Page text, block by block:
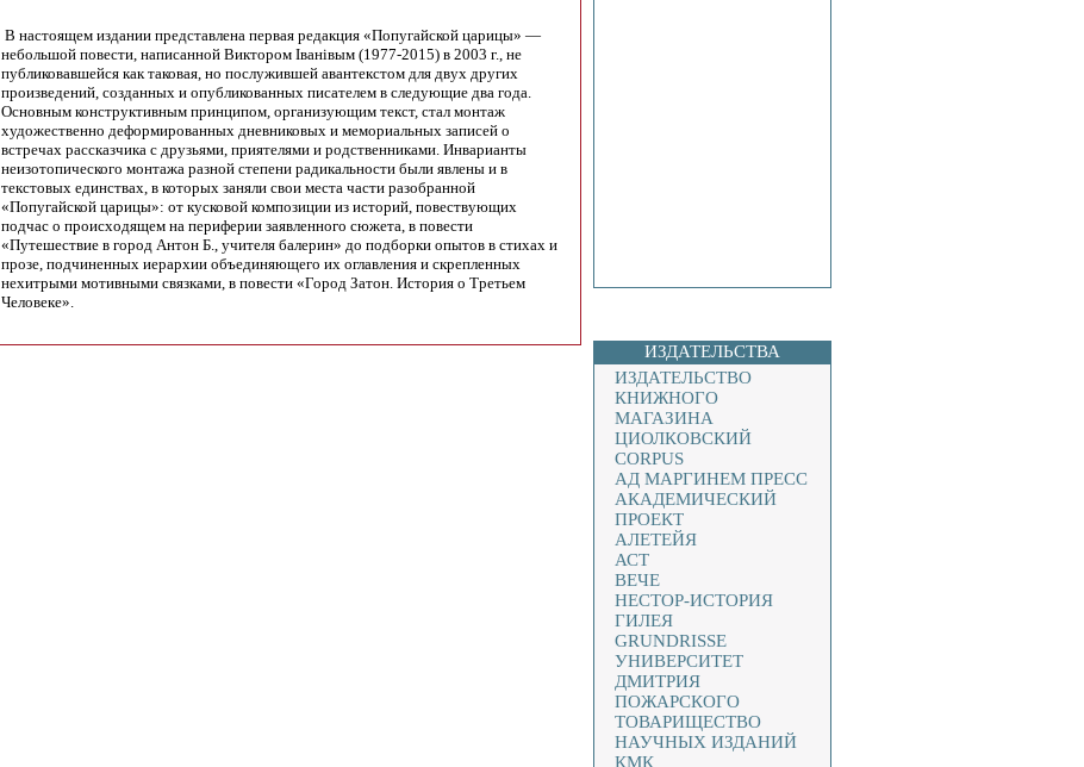
В настоящем издании представлена первая редакция «Попугайской царицы» —
небольшой повести, написанной Виктором Iванiвым (1977-2015) в 2003 г., не
публиковавшейся как таковая, но послужившей авантекстом для двух других
произведений, созданных и опубликованных писателем в следующие два года.
Основным конструктивным принципом, организующим текст, стал монтаж
художественно деформированных дневниковых и мемориальных записей о
встречах рассказчика с друзьями, приятелями и родственниками. Инварианты
неизотопического монтажа разной степени радикальности были явлены и в
текстовых единствах, в которых заняли свои места части разобранной
«Попугайской царицы»: от кусковой композиции из историй, повествующих
подчас о происходящем на периферии заявленного сюжета, в повести
«Путешествие в город Антон Б., учителя балерин» до подборки опытов в стихах и
прозе, подчиненных иерархии объединяющего их оглавления и скрепленных
нехитрыми мотивными связками, в повести «Город Затон. История о Третьем
Человеке».
ИЗДАТЕЛЬСТВА
ИЗДАТЕЛЬСТВО
КНИЖНОГО
МАГАЗИНА
ЦИОЛКОВСКИЙ
CORPUS
АД МАРГИНЕМ ПРЕСС
АКАДЕМИЧЕСКИЙ
ПРОЕКТ
АЛЕТЕЙЯ
АСТ
ВЕЧЕ
НЕСТОР-ИСТОРИЯ
ГИЛЕЯ
GRUNDRISSE
УНИВЕРСИТЕТ
ДМИТРИЯ
ПОЖАРСКОГО
ТОВАРИЩЕСТВО
НАУЧНЫХ ИЗДАНИЙ
КМК